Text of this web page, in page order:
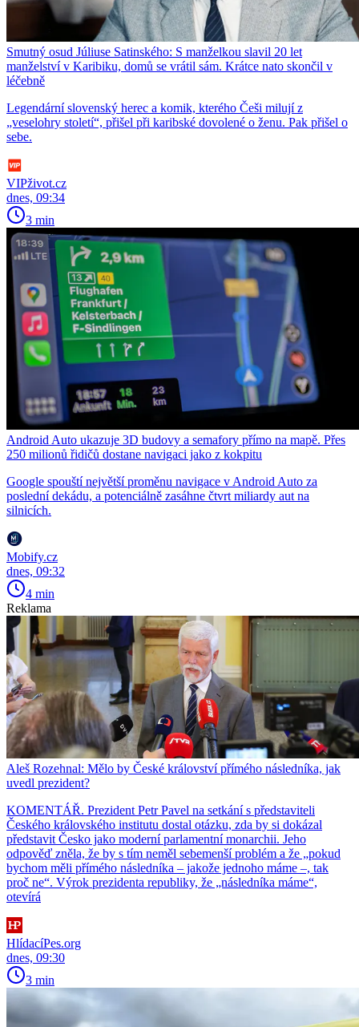
Smutný osud Júliuse Satinského: S manželkou slavil 20 let
manželství v Karibiku, domů se vrátil sám. Krátce nato skončil v
léčebně
Legendární slovenský herec a komik, kterého Češi milují z
„veselohry století“, přišel při karibské dovolené o ženu. Pak přišel o
sebe.
VIPživot.cz
dnes, 09:34
3 min
Android Auto ukazuje 3D budovy a semafory přímo na mapě. Přes
250 milionů řidičů dostane navigaci jako z kokpitu
Google spouští největší proměnu navigace v Android Auto za
poslední dekádu, a potenciálně zasáhne čtvrt miliardy aut na
silnicích.
Mobify.cz
dnes, 09:32
4 min
Reklama
Aleš Rozehnal: Mělo by České království přímého následníka, jak
uvedl prezident?
KOMENTÁŘ. Prezident Petr Pavel na setkání s představiteli
Českého královského institutu dostal otázku, zda by si dokázal
představit Česko jako moderní parlamentní monarchii. Jeho
odpověď zněla, že by s tím neměl sebemenší problém a že „pokud
bychom měli přímého následníka – jakože jednoho máme –, tak
proč ne“. Výrok prezidenta republiky, že „následníka máme“,
otevírá
HlídacíPes.org
dnes, 09:30
3 min